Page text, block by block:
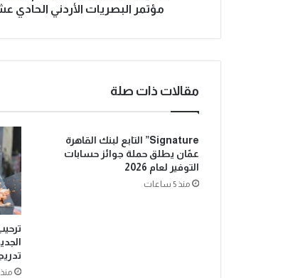
مؤتمر البصريات الأردني الحادي
مقالات ذات صلة
Signature” التابع لبنك القاهرة
عمّان يطلق حملة جوائز حسابات
التوفير لعام 2026
منذ 5 ساعات
منذ 5 ساعات